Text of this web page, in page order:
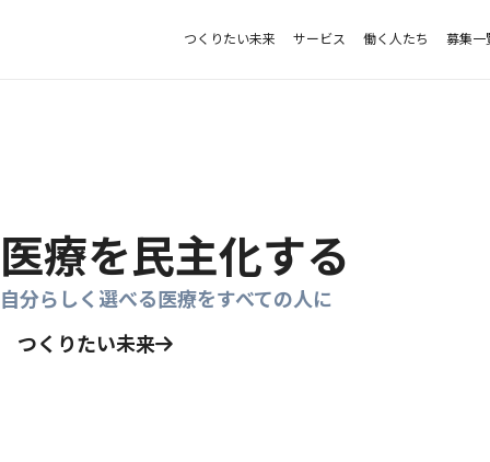
つくりたい未来 サービス 働く人たち 募集一
医療を民主化する
自分らしく選べる医療をすべての人に
つくりたい未来